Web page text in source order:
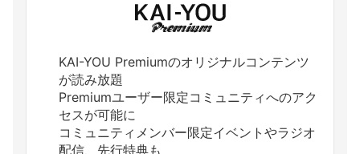
KAI-YOU Premiumのオリジナルコンテンツ
が読み放題
Premiumユーザー限定コミュニティへのアク
セスが可能に
コミュニティメンバー限定イベントやラジオ
配信、先行特典も